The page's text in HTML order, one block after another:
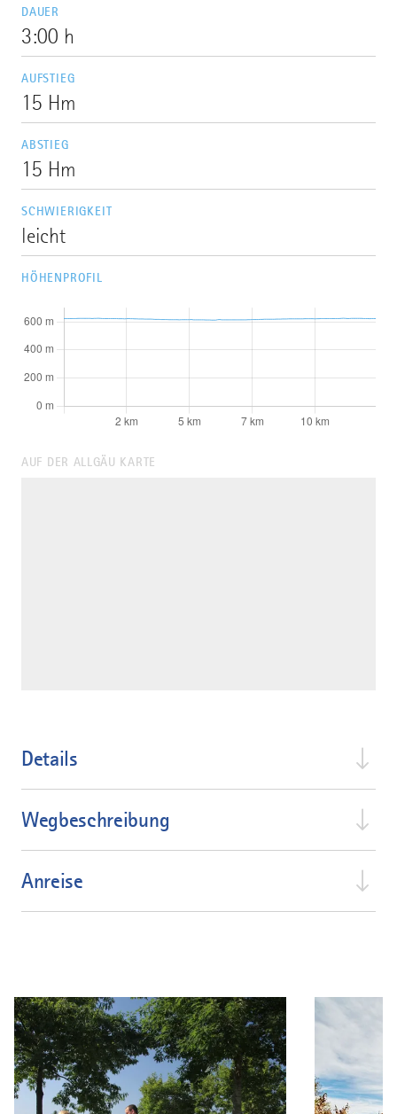
DAUER
3:00 h
AUFSTIEG
15 Hm
ABSTIEG
15 Hm
SCHWIERIGKEIT
leicht
HÖHENPROFIL
AUF DER ALLGÄU KARTE
Details
Wegbeschreibung
Anreise